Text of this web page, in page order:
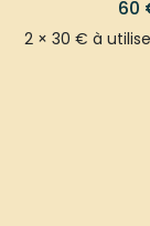
60
2 × 30 € à